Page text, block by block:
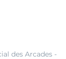
des Arcades -